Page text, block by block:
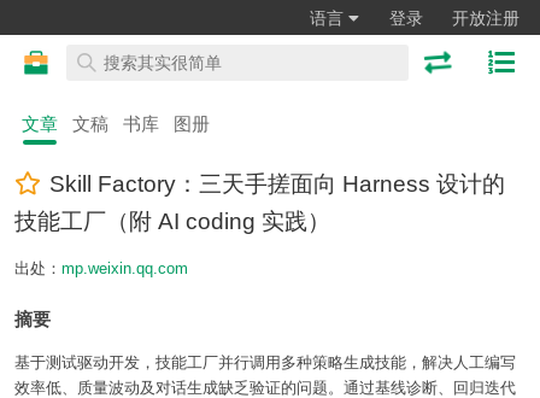
语言 登录 开放注册
文章 文稿 书库 图册
Skill Factory：三天手搓面向 Harness 设计的
技能工厂（附 AI coding 实践）
出处： mp.weixin.qq.com
摘要
基于测试驱动开发，技能工厂并行调用多种策略生成技能，解决人工编写
效率低、质量波动及对话生成缺乏验证的问题。通过基线诊断、回归迭代